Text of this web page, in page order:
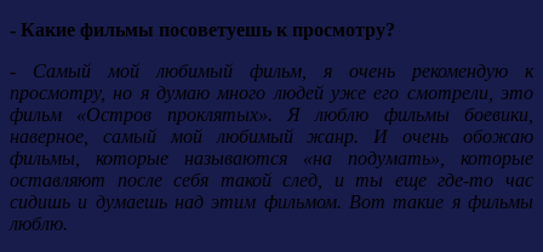
- Какие фильмы посоветуешь к просмотру?
- Самый мой любимый фильм, я очень рекомендую к
просмотру, но я думаю много людей уже его смотрели, это
фильм «Остров проклятых». Я люблю фильмы боевики,
наверное, самый мой любимый жанр. И очень обожаю
фильмы, которые называются «на подумать», которые
оставляют после себя такой след, и ты еще где-то час
сидишь и думаешь над этим фильмом. Вот такие я фильмы
люблю.